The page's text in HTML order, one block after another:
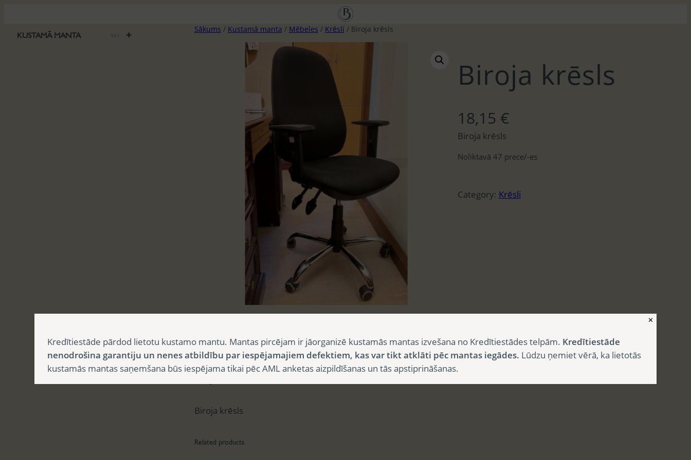
saturu
+
KUSTAMĀ MANTA
Sākums / Kustamā manta / Mēbeles / Krēsli / Biroja krēsls
Biroja krēsls
18,15 €
Biroja krēsls
Noliktavā 47 prece/-es
Category: Krēsli
Apraksts
Biroja krēsls
Related products
✕
Kredītiestāde pārdod lietotu kustamo mantu. Mantas pircējam ir jāorganizē kustamās mantas izvešana no Kredītiestādes telpām. Kredītiestāde
nenodrošina garantiju un nenes atbildību par iespējamajiem defektiem, kas var tikt atklāti pēc mantas iegādes. Lūdzu ņemiet vērā, ka lietotās
kustamās mantas saņemšana būs iespējama tikai pēc AML anketas aizpildīšanas un tās apstiprināšanas.